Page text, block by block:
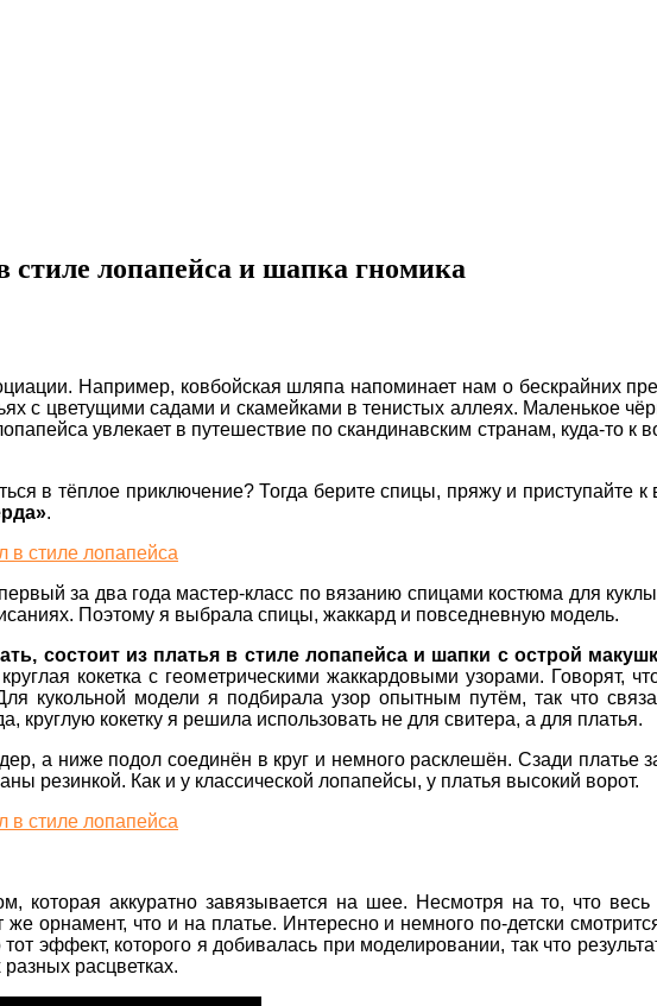
стиле лопапейса и шапка гномика
Например, ковбойская шляпа напоминает нам о бескрайних
с цветущими садами и скамейками в тенистых аллеях. Маленькое
увлекает в путешествие по скандинавским странам, куда-то к
в тёплое приключение? Тогда берите спицы, пряжу и приступайте к
.
за два года мастер-класс по вязанию спицами костюма для
Поэтому я выбрала спицы, жаккард и повседневную модель.
состоит из платья в стиле лопапейса и шапки с острой
кокетка с геометрическими жаккардовыми узорами. Говорят,
кукольной модели я подбирала узор опытным путём, так что
круглую кокетку я решила использовать не для свитера, а для платья.
а ниже подол соединён в круг и немного расклешён. Сзади платье
резинкой. Как и у классической лопапейсы, у платья высокий ворот.
которая аккуратно завязывается на шее. Несмотря на то, что
орнамент, что и на платье. Интересно и немного по-детски
эффект, которого я добивалась при моделировании, так что
расцветках.